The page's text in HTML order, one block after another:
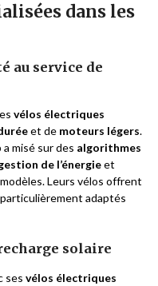
dans les
au service de
vélos électriques
et de moteurs légers.
misé sur des algorithmes
de l’énergieet
Leurs vélos offrent
adaptés
solaire
ses vélos électriques